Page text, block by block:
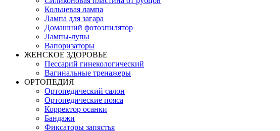
Кольцевая лампа
Лампа для загара
Домашний фотоэпилятор
Лампы-лупы
Вапоризаторы
ЖЕНСКОЕ ЗДОРОВЬЕ
Пессарий гинекологический
Вагинальные тренажеры
ОРТОПЕДИЯ
Ортопедический салон
Ортопедические пояса
Корректор осанки
Бандажи
Фиксаторы запястья